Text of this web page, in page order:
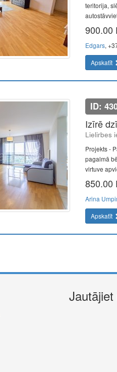
teritorija,
900.00
Edgars,
Apskatīt
ID:
Izīrē
Lielirbes
Projekts -
pagalmā
virtuve
850.00
Arina
Apskatīt